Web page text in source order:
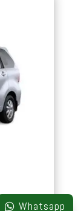
Whatsapp